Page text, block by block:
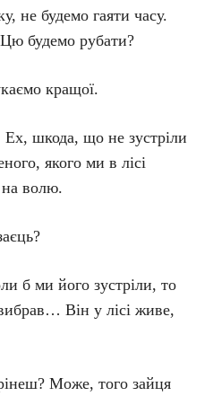
не будемо гаяти часу.
будемо рубати?
кращої.
Ех, шкода, що не зустріли
якого ми в лісі
волю.
б ми його зустріли, то
Він у лісі живе,
Може, того зайця